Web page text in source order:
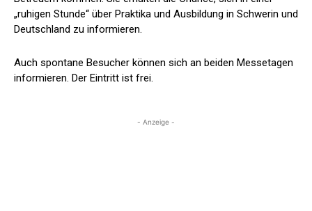
„ruhigen Stunde“ über Praktika und Ausbildung in Schwerin und
Deutschland zu informieren.
Auch spontane Besucher können sich an beiden Messetagen
informieren. Der Eintritt ist frei.
- Anzeige -